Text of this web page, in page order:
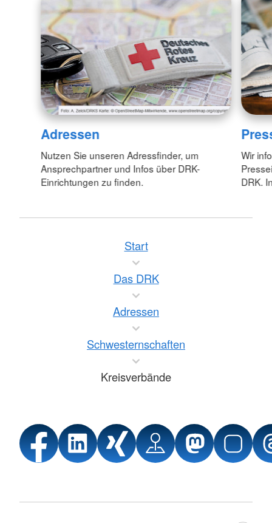
Adressen
Nutzen Sie unseren Adressfinder, um
Ansprechpartner und Infos über DRK-
Einrichtungen zu finden.
Wir
DRK.
Start
Das DRK
Adressen
Schwesternschaften
Kreisverbände